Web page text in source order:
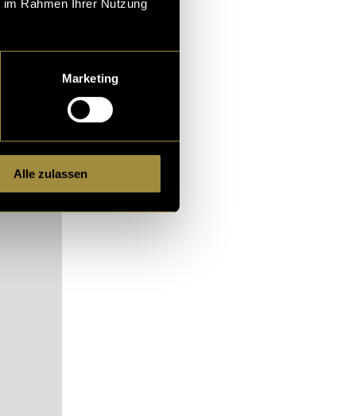
Rahmen Ihrer Nutzung
Marketing
Alle zulassen
der Natur
der
nach einem